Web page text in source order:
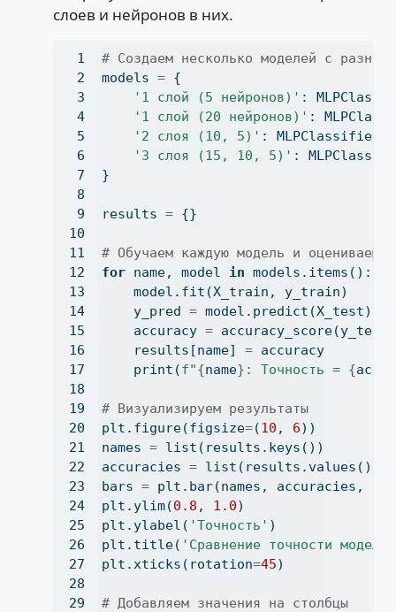
слоев и нейронов в них.
# Создаем несколько моделей с разной
models = {
'1 слой (5 нейронов)' :
'1 слой (20 нейронов)' :
'2 слоя (10, 5)' :
'3 слоя (15, 10, 5)' :
}
results = {}
# Обучаем каждую модель и оцениваем
for name, model in models.items():
    model.fit(X_train, y_train)
    y_pred
= model.predict(X_test)
    accuracy
=
    results[name]
= accuracy
print (f"{name} : Точность = {
# Визуализируем результаты
plt.figure(figsize=(10 , 6))
names = list (results.keys())
accuracies = list (results.values())
bars = plt.bar(names, accuracies,
plt.ylim(0.8 , 1.0)
plt.ylabel( 'Точность' )
plt.title( 'Сравнение точности
plt.xticks(rotation=45)
# Добавляем значения на столбцы